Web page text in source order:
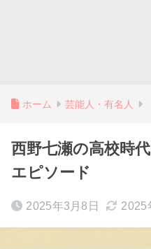
ホーム 芸能人・有名人
西野七瀬の高校時
エピソード
2025年3月8日 2025